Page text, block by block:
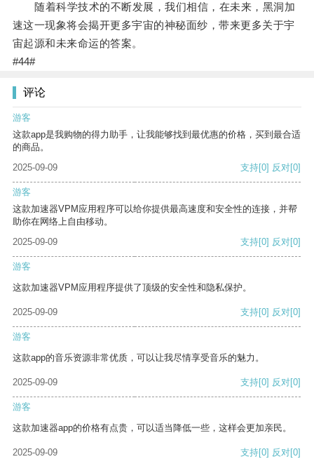
随着科学技术的不断发展，我们相信，在未来，黑洞加
速这一现象将会揭开更多宇宙的神秘面纱，带来更多关于宇
宙起源和未来命运的答案。
#44#
评论
游客
这款app是我购物的得力助手，让我能够找到最优惠的价格，买到最合适
的商品。
2025-09-09
支持[0] 反对[0]
游客
这款加速器VPM应用程序可以给你提供最高速度和安全性的连接，并帮
助你在网络上自由移动。
2025-09-09
支持[0] 反对[0]
游客
这款加速器VPM应用程序提供了顶级的安全性和隐私保护。
2025-09-09 支持[0] 反对[0]
游客
这款app的音乐资源非常优质，可以让我尽情享受音乐的魅力。
2025-09-09 支持[0] 反对[0]
游客
这款加速器app的价格有点贵，可以适当降低一些，这样会更加亲民。
2025-09-09 支持[0] 反对[0]